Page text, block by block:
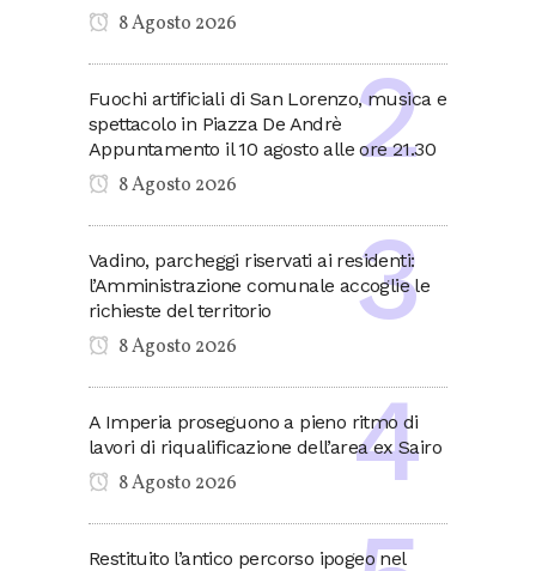
8 Agosto 2026
Fuochi artificiali di San Lorenzo, musica e
spettacolo in Piazza De Andrè
Appuntamento il 10 agosto alle ore 21.30
8 Agosto 2026
Vadino, parcheggi riservati ai residenti:
l’Amministrazione comunale accoglie le
richieste del territorio
8 Agosto 2026
A Imperia proseguono a pieno ritmo di
lavori di riqualificazione dell’area ex Sairo
8 Agosto 2026
Restituito l’antico percorso ipogeo nel